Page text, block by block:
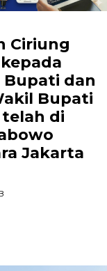
Ciriung
Bupati dan
Bupati
di
Jakarta